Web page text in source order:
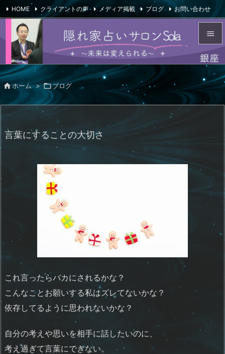


メニュ

サイド

HOME クライアントの声 メディア掲載 ブログ お問い合わせ
会社概要
ホーム > ブログ
言葉にすることの大切さ
これ言ったらバカにされるかな？
こんなことお願いする私はズレてないかな？
依存してるように思われないかな？
自分の考えや思いを相手に話したいのに、
考え過ぎて言葉にできない。